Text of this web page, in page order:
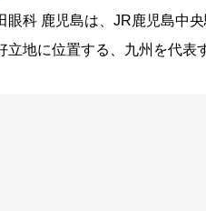
眼科 鹿児島は、JR鹿児島中
立地に位置する、九州を代表